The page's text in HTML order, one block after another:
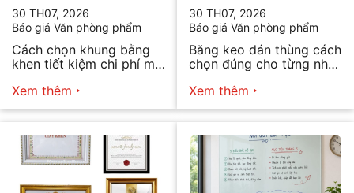
30 TH07, 2026
Báo giá Văn phòng phẩm
Cách chọn khung bằng
khen tiết kiệm chi phí mà
Xem thêm
30 TH07, 2026
Báo giá Văn phòng phẩm
Băng keo dán thùng cách
chọn đúng cho từng nhu
Xem thêm